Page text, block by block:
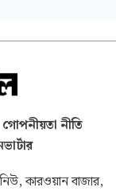
গোপনীয়তা নীতি
কারওয়ান বাজার,